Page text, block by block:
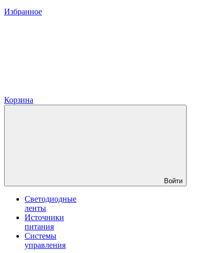
Избранное
Корзина
Войти
Светодиодные
ленты
Источники
питания
Системы
управления